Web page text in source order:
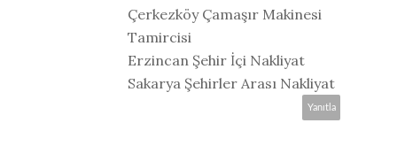
Çerkezköy Çamaşır Makinesi
Tamircisi
Erzincan Şehir İçi Nakliyat
Sakarya Şehirler Arası Nakliyat
Yanıtla